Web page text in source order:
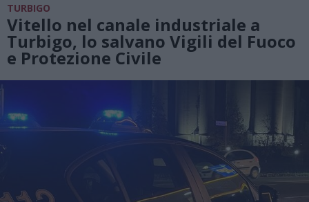
TURBIGO
Vitello nel canale industriale a
Turbigo, lo salvano Vigili del Fuoco
e Protezione Civile